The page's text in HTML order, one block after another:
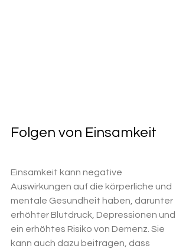
Folgen von Einsamkeit
Einsamkeit kann negative
Auswirkungen auf die körperliche und
mentale Gesundheit haben, darunter
erhöhter Blutdruck, Depressionen und
ein erhöhtes Risiko von Demenz. Sie
kann auch dazu beitragen, dass